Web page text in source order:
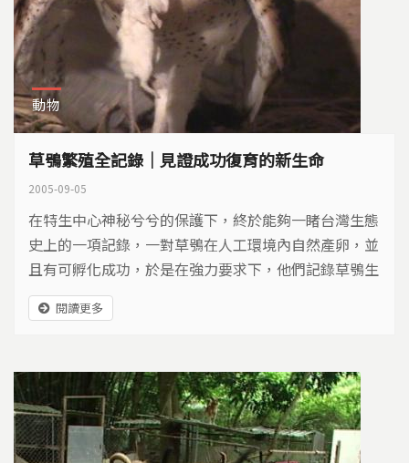
動物
草鴞繁殖全記錄｜見證成功復育的新生命
2005-09-05
在特生中心神秘兮兮的保護下，終於能夠一睹台灣生態
史上的一項記錄，一對草鴞在人工環境內自然產卵，並
且有可孵化成功，於是在強力要求下，他們記錄草鴞生
態，我們開始記錄他們的研究過程，想讓外界透過鏡
頭，更加瞭解這種珍貴生物。
閱讀更多